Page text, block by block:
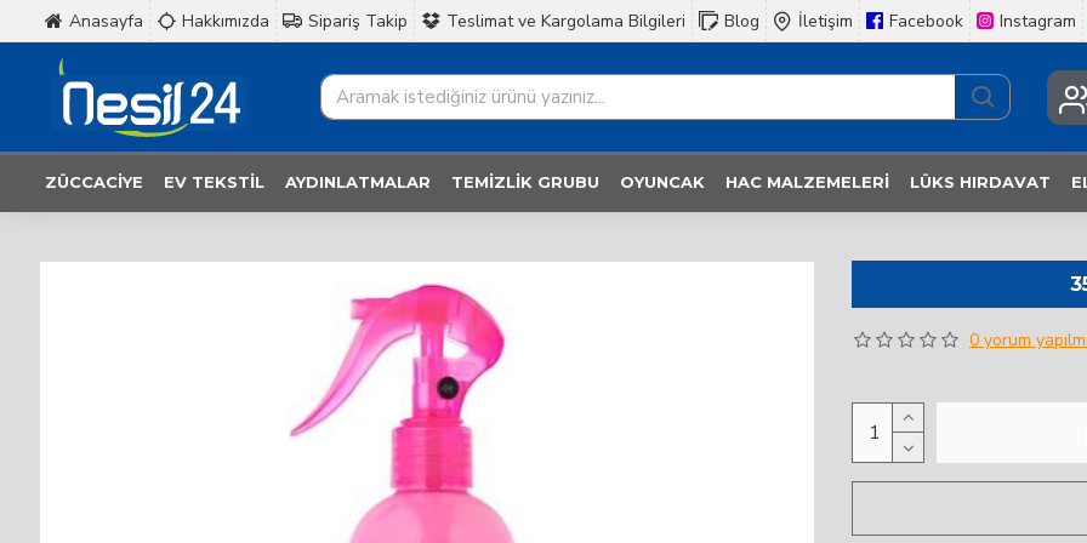
Anasayfa Hakkımızda Sipariş Takip Teslimat ve Kargolama Bilgileri Blog İletişim Facebook Instagram
ZÜCCACIYE EV TEKSTIL AYDINLATMALAR TEMIZLIK GRUBU OYUNCAK HAC MALZEMELERI LÜKS HIRDAVAT
0 yorum